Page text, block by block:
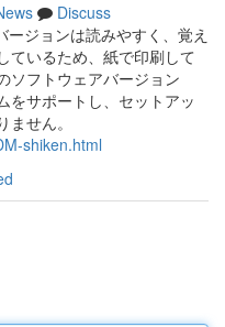
Discuss
ジョンは読みやすく、覚え
ているため、紙で印刷して
ソフトウェアバージョン
をサポートし、セットアッ
せん。
shiken.html